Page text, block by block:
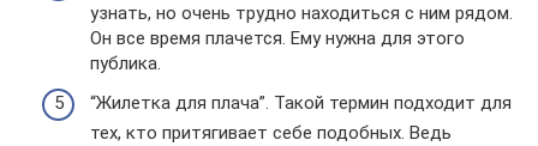
узнать, но очень трудно находиться с ним рядом.
Он все время плачется. Ему нужна для этого
публика.
“Жилетка для плача”. Такой термин подходит для
тех, кто притягивает себе подобных. Ведь